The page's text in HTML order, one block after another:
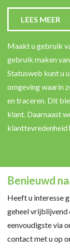
LEES MEER
Maakt u gebruik
gebruik maken
Statusweb kunt u
omgeving waarin
en traceren. Dit
klant. Daarnaast
klanttevredenheid
Benieuwd
Heeft u interesse
geheel vrijblijvend
eenvoudigste via
contact met u op